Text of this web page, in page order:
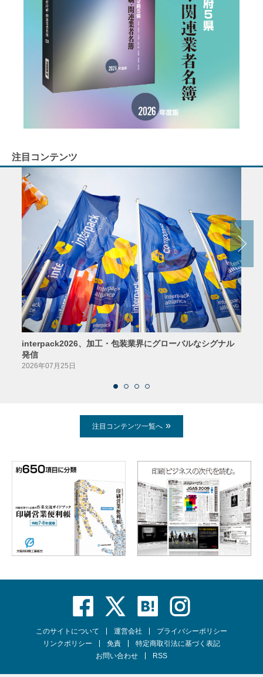
注目コンテンツ
interpack2026、加工・包装業界にグローバルなシグナル
発信
2026年07月25日
注目コンテンツ一覧へ
このサイトについて 運営会社
プライバシーポリシー
リンクポリシー
免責
特定商取引法に基づく表記
お問い合わせ
RSS